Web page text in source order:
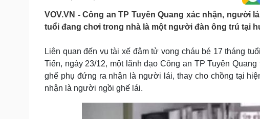
Pháp luật
Vụ án
Tư vấn luật
Quân sự - Quốc phòng
Vũ khí
Phân tích
Sức khỏe
Dinh dưỡng - món ngon
Nhà đẹp
Blog
VOV.VN - Công an TP Tuyên Quang xác nhận, người
tuổi đang chơi trong nhà là một người đàn ông trú tại
Liên quan đến vụ tài xế đâm tử vong cháu bé 17 tháng
Tiến, ngày 23/12, một lãnh đạo Công an TP Tuyên
ghế phụ đứng ra nhận là người lái, thay cho chồng tại
nhận là người ngồi ghế lái.